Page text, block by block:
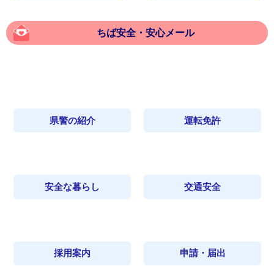
ちば安全・安心メール
県警の紹介 運転免許
安全な暮らし 交通安全
採用案内 申請・届出